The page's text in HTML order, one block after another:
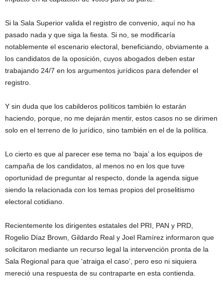
Si la Sala Superior valida el registro de convenio, aquí no ha
pasado nada y que siga la fiesta. Si no, se modificaría
notablemente el escenario electoral, beneficiando, obviamente a
los candidatos de la oposición, cuyos abogados deben estar
trabajando 24/7 en los argumentos jurídicos para defender el
registro.
Y sin duda que los cabilderos políticos también lo estarán
haciendo, porque, no me dejarán mentir, estos casos no se dirimen
solo en el terreno de lo jurídico, sino también en el de la política.
Lo cierto es que al parecer ese tema no ‘baja’ a los equipos de
campaña de los candidatos, al menos no en los que tuve
oportunidad de preguntar al respecto, donde la agenda sigue
siendo la relacionada con los temas propios del proselitismo
electoral cotidiano.
Recientemente los dirigentes estatales del PRI, PAN y PRD,
Rogelio Díaz Brown, Gildardo Real y Joel Ramírez informaron que
solicitaron mediante un recurso legal la intervención pronta de la
Sala Regional para que ‘atraiga el caso’, pero eso ni siquiera
mereció una respuesta de su contraparte en esta contienda.